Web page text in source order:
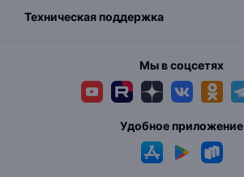
Техническая поддержка
Мы в соцсетях
Удобное приложение